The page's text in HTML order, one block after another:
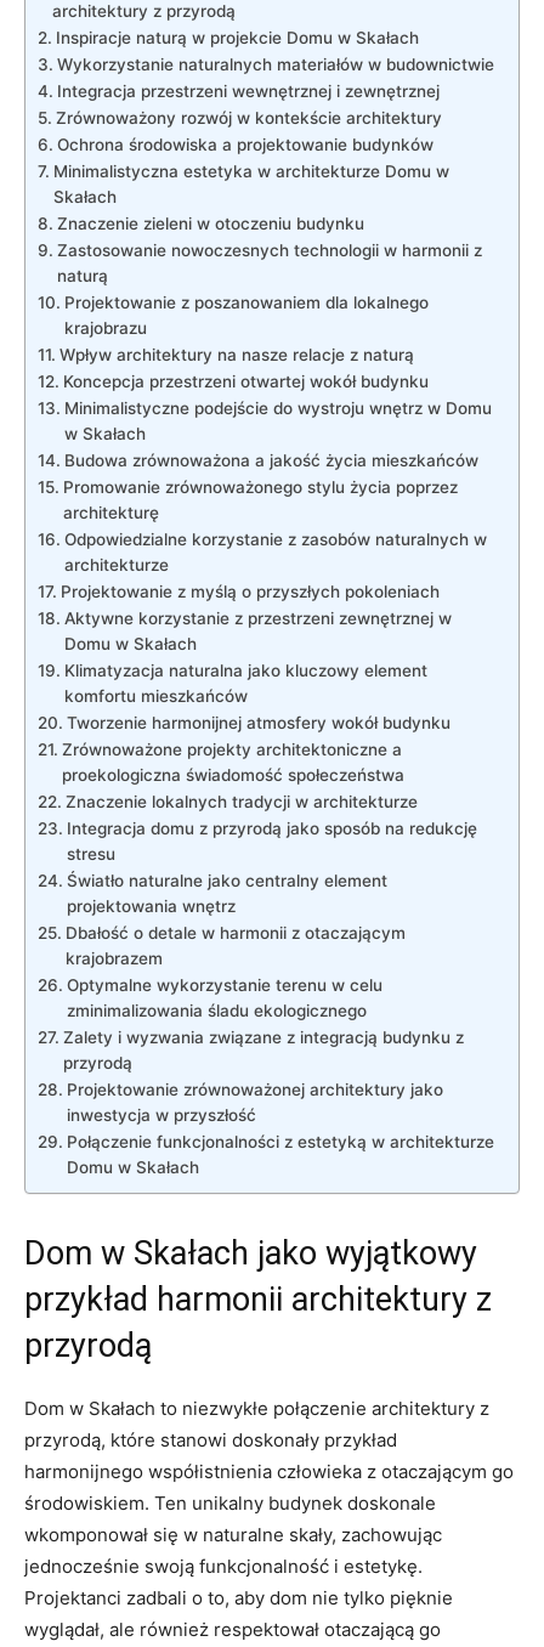
architektury z przyrodą
Inspiracje naturą w projekcie Domu w Skałach
Wykorzystanie ‍naturalnych materiałów w budownictwie
Integracja przestrzeni wewnętrznej i zewnętrznej
Zrównoważony rozwój w kontekście ⁢architektury
Ochrona środowiska a projektowanie budynków
Minimalistyczna estetyka w architekturze⁣ Domu w
Skałach
Znaczenie zieleni w otoczeniu budynku
Zastosowanie nowoczesnych ‌technologii w harmonii z
naturą
Projektowanie z poszanowaniem dla ‌lokalnego
krajobrazu
Wpływ architektury na nasze relacje z naturą
Koncepcja⁤ przestrzeni otwartej wokół budynku
Minimalistyczne podejście ⁢do wystroju wnętrz w⁣ Domu⁣
w⁣ Skałach
Budowa zrównoważona⁤ a​ jakość życia mieszkańców
Promowanie zrównoważonego stylu ‍życia poprzez
architekturę
Odpowiedzialne korzystanie z ‍zasobów ​naturalnych w‍
architekturze
Projektowanie⁤ z ‍myślą o przyszłych⁢ pokoleniach
Aktywne korzystanie z‌ przestrzeni zewnętrznej w
Domu w ⁢Skałach
Klimatyzacja naturalna jako kluczowy element
komfortu mieszkańców
Tworzenie harmonijnej ⁤atmosfery wokół budynku
Zrównoważone ⁤projekty architektoniczne a
proekologiczna świadomość społeczeństwa
Znaczenie ⁢lokalnych tradycji​ w‍ architekturze
Integracja ⁣domu z ​przyrodą jako sposób na redukcję
stresu
Światło‍ naturalne jako centralny element
projektowania wnętrz
Dbałość o detale w harmonii z ​otaczającym
krajobrazem
Optymalne wykorzystanie terenu w ​celu
zminimalizowania śladu ⁤ekologicznego
Zalety i wyzwania związane z integracją ‍budynku z
⁤przyrodą
Projektowanie zrównoważonej architektury jako‍
inwestycja w przyszłość
Połączenie funkcjonalności z estetyką ‍w architekturze
Domu ‌w Skałach
Dom ⁣w Skałach jako ‌wyjątkowy
przykład harmonii architektury z
przyrodą
Dom w Skałach ‌to⁣ niezwykłe połączenie ⁢architektury ⁢z
przyrodą, które stanowi⁣ doskonały przykład
⁤harmonijnego współistnienia człowieka z otaczającym go
środowiskiem. Ten unikalny budynek doskonale
wkomponował się w ⁢naturalne‌ skały, zachowując
‌jednocześnie‌ swoją ‍funkcjonalność i estetykę.
Projektanci zadbali o⁢ to, aby dom nie tylko pięknie
wyglądał, ale również respektował otaczającą ​go‍